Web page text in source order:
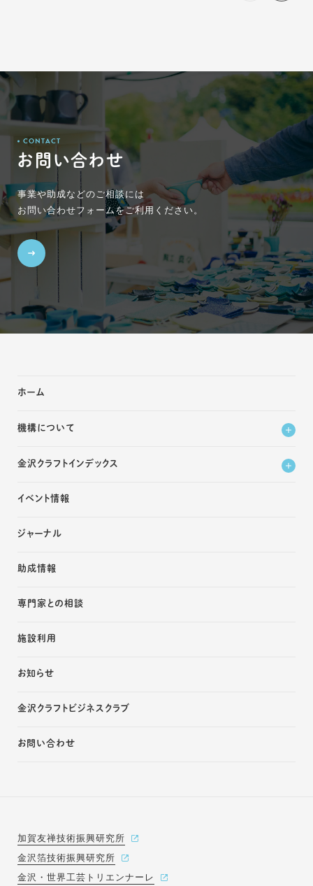
CONTACT
お問い合わせ
事業や助成などのご相談には
お問い合わせフォームをご利用ください。
ホーム
機構について
金沢クラフトインデックス
イベント情報
ジャーナル
助成情報
専門家との相談
施設利用
お知らせ
金沢クラフトビジネスクラブ
お問い合わせ
加賀友禅技術振興研究所
金沢箔技術振興研究所
金沢・世界工芸トリエンナーレ